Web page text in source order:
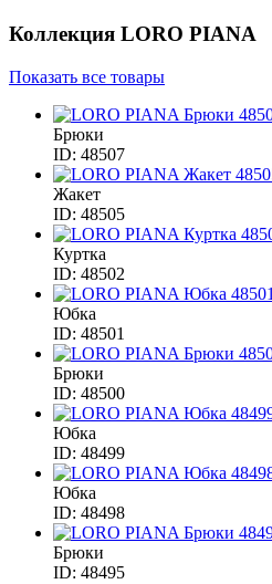
Коллекция LORO PIANA
Показать все товары
Брюки
ID: 48507
Жакет
ID: 48505
Куртка
ID: 48502
Юбка
ID: 48501
Брюки
ID: 48500
Юбка
ID: 48499
Юбка
ID: 48498
Брюки
ID: 48495